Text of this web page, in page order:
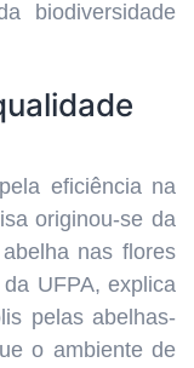
biodiversidade
eficiência na
originou-se da
nas flores
UFPA, explica
pelas abelhas-
o ambiente de